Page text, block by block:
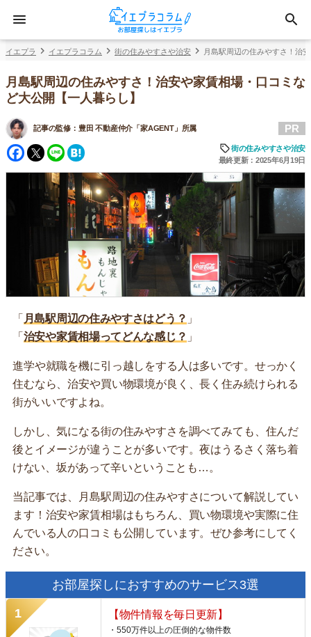
イエプラ イエプラコラム 街の住みやすさや治安 月島駅周辺の住みやすさ！治
月島駅周辺の住みやすさ！治安や家賃相場・口コミな
ど大公開【一人暮らし】
記事の監修： 豊田 不動産仲介「家AGENT」所属
Facebook
Twitter
Line
PR
街の住みやすさや治安
最終更新：2025年6月19日
「 月島駅周辺の住みやすさはどう？ 」
「 治安や家賃相場ってどんな感じ？ 」
進学や就職を機に引っ越しをする人は多いです。せっかく
住むなら、治安や買い物環境が良く、長く住み続けられる
街がいいですよね。
しかし、気になる街の住みやすさを調べてみても、住んだ
後とイメージが違うことが多いです。夜はうるさく落ち着
けない、坂があって辛いということも…。
当記事では、月島駅周辺の住みやすさについて解説してい
ます！治安や家賃相場はもちろん、買い物環境や実際に住
んでいる人の口コミも公開しています。ぜひ参考にしてく
ださい。
お部屋探しにおすすめのサービス3選
【物件情報を毎日更新】
・550万件以上の圧倒的な物件数